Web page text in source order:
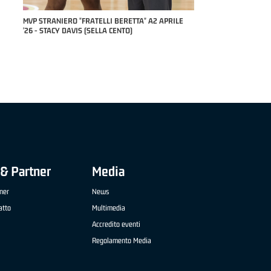
MVP "FRATELLI BERETTA" SAMUEL DILAS B
NAZIONALE APRILE '26 - MARCO RESTELLI (TAV
Partner Media
News
Multimedia
Accredito eventi
Regolamento Media